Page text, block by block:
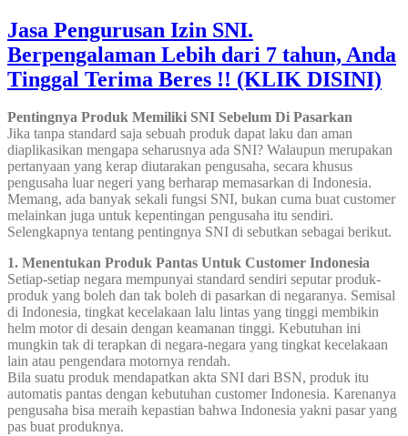
Jasa Pengurusan Izin SNI.
Berpengalaman Lebih dari 7 tahun, Anda
Tinggal Terima Beres !! (KLIK DISINI)
Pentingnya Produk Memiliki SNI Sebelum Di Pasarkan
Jika tanpa standard saja sebuah produk dapat laku dan aman
diaplikasikan mengapa seharusnya ada SNI? Walaupun merupakan
pertanyaan yang kerap diutarakan pengusaha, secara khusus
pengusaha luar negeri yang berharap memasarkan di Indonesia.
Memang, ada banyak sekali fungsi SNI, bukan cuma buat customer
melainkan juga untuk kepentingan pengusaha itu sendiri.
Selengkapnya tentang pentingnya SNI di sebutkan sebagai berikut.
1. Menentukan Produk Pantas Untuk Customer Indonesia
Setiap-setiap negara mempunyai standard sendiri seputar produk-
produk yang boleh dan tak boleh di pasarkan di negaranya. Semisal
di Indonesia, tingkat kecelakaan lalu lintas yang tinggi membikin
helm motor di desain dengan keamanan tinggi. Kebutuhan ini
mungkin tak di terapkan di negara-negara yang tingkat kecelakaan
lain atau pengendara motornya rendah.
Bila suatu produk mendapatkan akta SNI dari BSN, produk itu
automatis pantas dengan kebutuhan customer Indonesia. Karenanya
pengusaha bisa meraih kepastian bahwa Indonesia yakni pasar yang
pas buat produknya.